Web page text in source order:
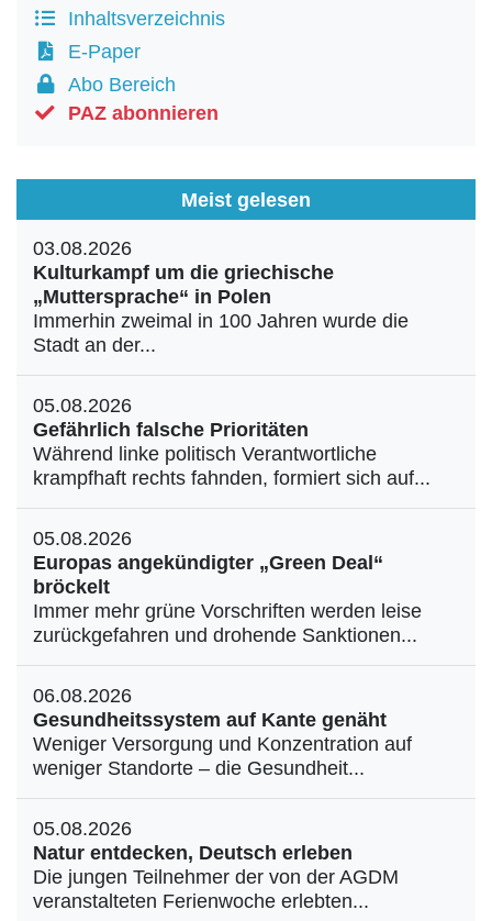
Inhaltsverzeichnis
E-Paper
Abo Bereich
PAZ abonnieren
Meist gelesen
03.08.2026
Kulturkampf um die griechische
„Muttersprache“ in Polen
Immerhin zweimal in 100 Jahren wurde die
Stadt an der...
05.08.2026
Gefährlich falsche Prioritäten
Während linke politisch Verantwortliche
krampfhaft rechts fahnden, formiert sich auf...
05.08.2026
Europas angekündigter „Green Deal“
bröckelt
Immer mehr grüne Vorschriften werden leise
zurückgefahren und drohende Sanktionen...
06.08.2026
Gesundheitssystem auf Kante genäht
Weniger Versorgung und Konzentration auf
weniger Standorte – die Gesundheit...
05.08.2026
Natur entdecken, Deutsch erleben
Die jungen Teilnehmer der von der AGDM
veranstalteten Ferienwoche erlebten...